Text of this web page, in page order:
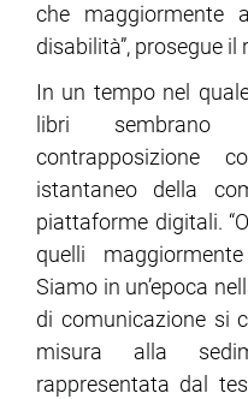
che maggiormente
disabilità”, prosegue
In un tempo nel
libri sembrano
contrapposizione
istantaneo della
piattaforme digitali.
quelli
Siamo in un’epoca
di comunicazione si
misura alla
rappresentata dal